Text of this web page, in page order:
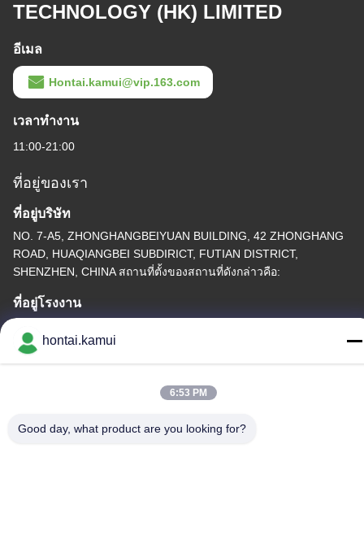
TECHNOLOGY (HK) LIMITED
อีเมล
Hontai.kamui@vip.163.com
เวลาทํางาน
11:00-21:00
ที่อยู่ของเรา
ที่อยู่บริษัท
NO. 7-A5, ZHONGHANGBEIYUAN BUILDING, 42 ZHONGHANG
ROAD, HUAQIANGBEI SUBDIRICT, FUTIAN DISTRICT,
SHENZHEN, CHINA สถานที่ตั้งของสถานที่ดังกล่าวคือ:
ที่อยู่โรงงาน
โทรศัพท์
86-755-82861683
hontai.kamui
6:53 PM
Good day, what product are you looking for?